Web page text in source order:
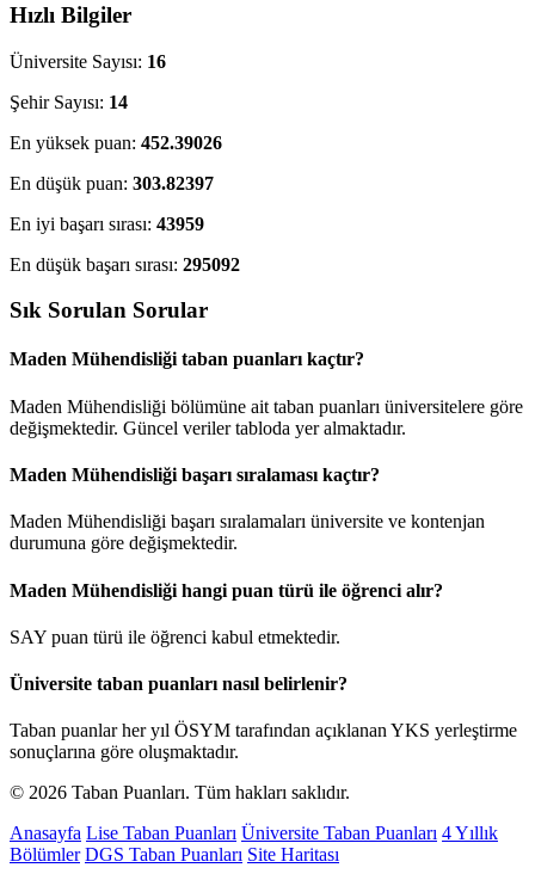
Hızlı Bilgiler
Üniversite Sayısı: 16
Şehir Sayısı: 14
En yüksek puan: 452.39026
En düşük puan: 303.82397
En iyi başarı sırası: 43959
En düşük başarı sırası: 295092
Sık Sorulan Sorular
Maden Mühendisliği taban puanları kaçtır?
Maden Mühendisliği bölümüne ait taban puanları üniversitelere göre
değişmektedir. Güncel veriler tabloda yer almaktadır.
Maden Mühendisliği başarı sıralaması kaçtır?
Maden Mühendisliği başarı sıralamaları üniversite ve kontenjan
durumuna göre değişmektedir.
Maden Mühendisliği hangi puan türü ile öğrenci alır?
SAY puan türü ile öğrenci kabul etmektedir.
Üniversite taban puanları nasıl belirlenir?
Taban puanlar her yıl ÖSYM tarafından açıklanan YKS yerleştirme
sonuçlarına göre oluşmaktadır.
© 2026 Taban Puanları. Tüm hakları saklıdır.
Anasayfa Lise Taban Puanları Üniversite Taban Puanları 4 Yıllık
Bölümler DGS Taban Puanları Site Haritası